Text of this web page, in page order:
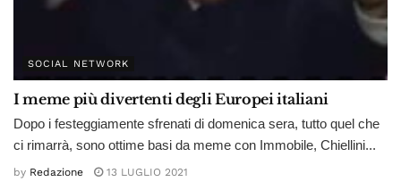
SOCIAL NETWORK
I meme più divertenti degli Europei italiani
Dopo i festeggiamente sfrenati di domenica sera, tutto quel che
ci rimarrà, sono ottime basi da meme con Immobile, Chiellini...
by Redazione 13 LUGLIO 2021